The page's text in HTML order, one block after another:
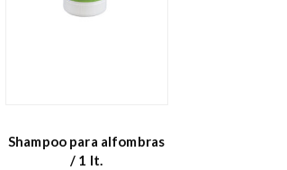
Shampoo para alfombras
/ 1 lt.